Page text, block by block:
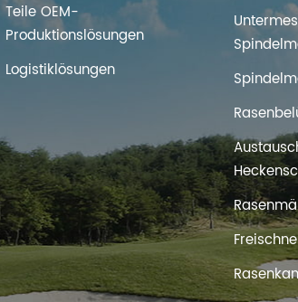
Teile OEM-
Produktionslösungen
Logistiklösungen